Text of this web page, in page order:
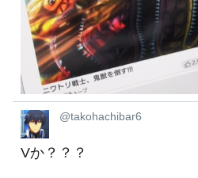
@takohachibar6
Vか？？？